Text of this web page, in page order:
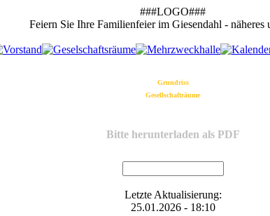
###LOGO###
Feiern Sie Ihre Familienfeier im Giesendahl - näheres
Grundriss
Gesellschafträume
Bitte herunterladen als PDF
Letzte Aktualisierung:
25.01.2026 - 18:10